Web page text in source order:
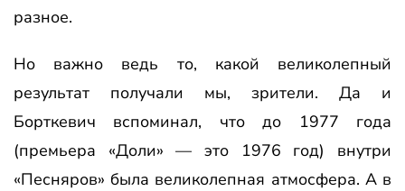
разное.
Но важно ведь то, какой великолепный
результат получали мы, зрители. Да и
Борткевич вспоминал, что до 1977 года
(премьера «Доли» — это 1976 год) внутри
«Песняров» была великолепная атмосфера. А в